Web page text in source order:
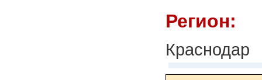
Регион:
Краснодар